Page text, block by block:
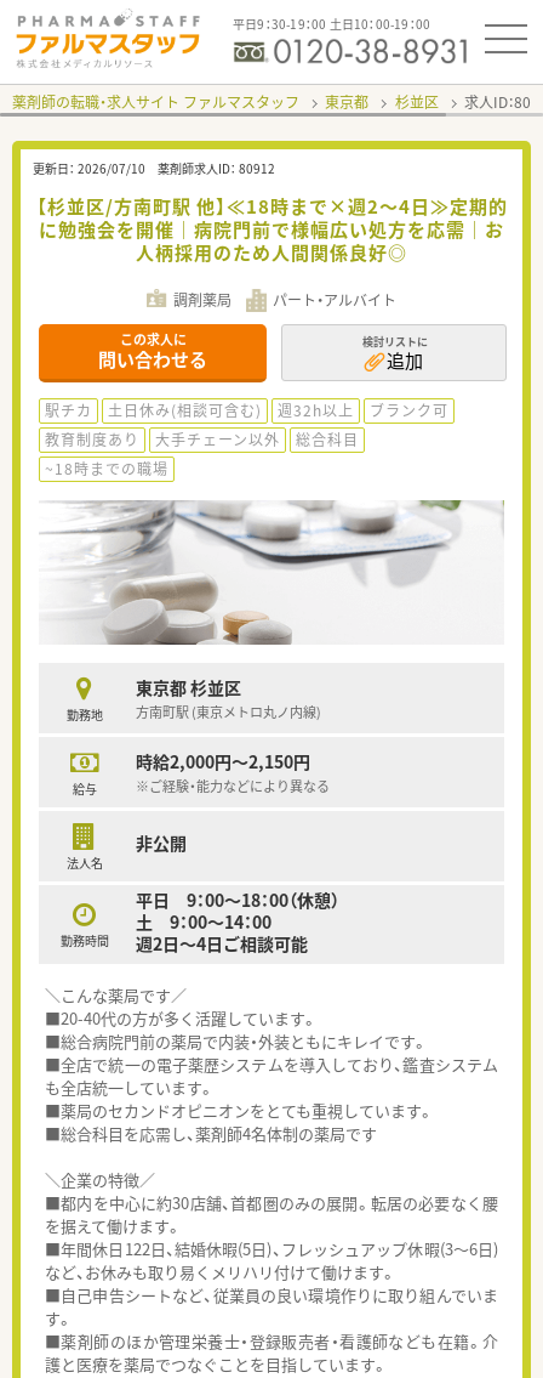
平日9：30-19：00 土日10：00-19：00
薬剤師の転職・求人サイト ファルマスタッフ 東京都 杉並区 求人ID：
更新日： 2026/07/10 薬剤師求人ID： 80912
【杉並区/方南町駅 他】≪18時まで×週2～4日≫定期的
に勉強会を開催｜病院門前で様幅広い処方を応需｜お
人柄採用のため人間関係良好◎
調剤薬局 パート・アルバイト
この求人に
問い合わせる
検討リストに
追加
駅チカ 土日休み(相談可含む) 週32h以上
ブランク可
教育制度あり
大手チェーン以外
総合科目
~18時までの職場
勤務地
東京都 杉並区
方南町駅 (東京メトロ丸ノ内線)
給与
時給2,000円～2,150円
※ご経験・能力などにより異なる
法人名
非公開
勤務時間
平日 9：00～18：00（休憩）
土 9：00～14：00
週2日～4日ご相談可能
＼こんな薬局です／
■20-40代の方が多く活躍しています。
■総合病院門前の薬局で内装・外装ともにキレイです。
■全店で統一の電子薬歴システムを導入しており、鑑査システム
も全店統一しています。
■薬局のセカンドオピニオンをとても重視しています。
■総合科目を応需し、薬剤師4名体制の薬局です
＼企業の特徴／
■都内を中心に約30店舗、首都圏のみの展開。転居の必要なく腰
を据えて働けます。
■年間休日122日、結婚休暇(5日)、フレッシュアップ休暇(3～6日)
など、お休みも取り易くメリハリ付けて働けます。
■自己申告シートなど、従業員の良い環境作りに取り組んでいま
す。
■薬剤師のほか管理栄養士・登録販売者・看護師なども在籍。介
護と医療を薬局でつなぐことを目指しています。